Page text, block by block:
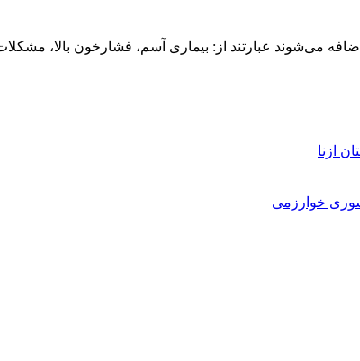
می‌شوند عبارتند از: بیماری آسم، فشارخون بالا،
ازنا
خوارزمی